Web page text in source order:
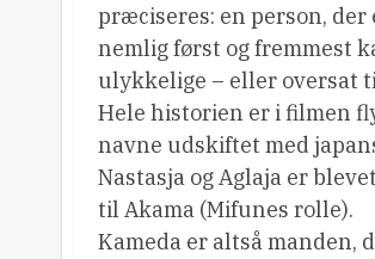
præciseres: en person, der
nemlig først og fremmest
ulykkelige – eller oversat
Hele historien er i filmen
navne udskiftet med
Nastasja og Aglaja er
til Akama (Mifunes rolle).
Kameda er altså manden,